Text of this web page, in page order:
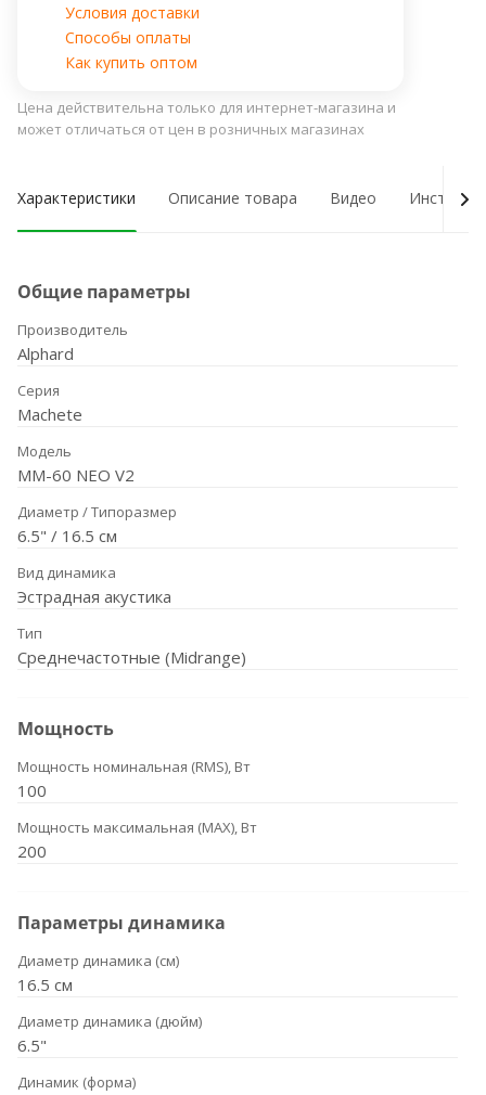
Условия доставки
Способы оплаты
Как купить оптом
Цена действительна только для интернет-магазина и
может отличаться от цен в розничных магазинах
Характеристики Описание товара Видео
Общие параметры
Производитель
Alphard
Серия
Machete
Модель
MM-60 NEO V2
Диаметр / Типоразмер
6.5" / 16.5 см
Вид динамика
Эстрадная акустика
Тип
Среднечастотные (Midrange)
Мощность
Мощность номинальная (RMS), Вт
100
Мощность максимальная (MAX), Вт
200
Параметры динамика
Диаметр динамика (см)
16.5 см
Диаметр динамика (дюйм)
6.5"
Динамик (форма)